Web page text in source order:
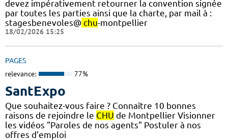
devez impérativement retourner la convention signée
par toutes les parties ainsi que la charte, par mail à :
stagesbenevoles@ chu-montpellier
18/02/2026 15:25
PAGES
relevance: 77%
SantExpo
Que souhaitez-vous faire ? Connaître 10 bonnes
raisons de rejoindre le CHU de Montpellier Visionner
les vidéos "Paroles de nos agents" Postuler à nos
offres d’emploi